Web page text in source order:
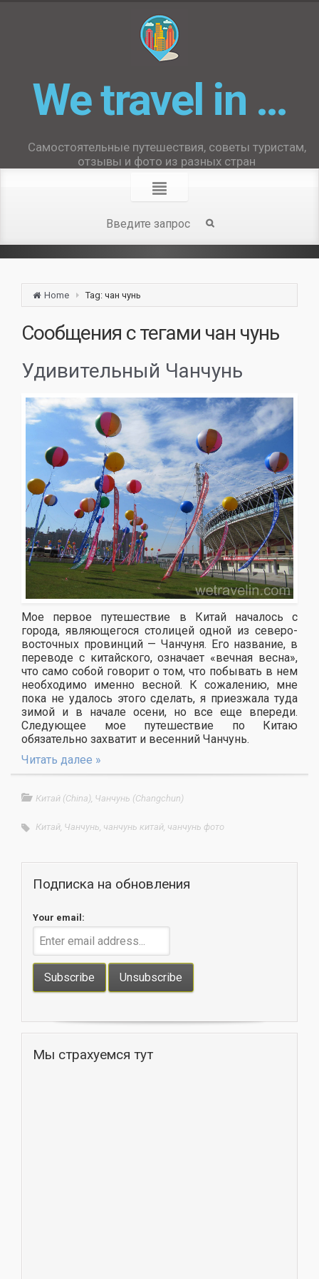
We travel in …
Самостоятельные путешествия, советы туристам,
отзывы и фото из разных стран
Home Tag: чан чунь
Сообщения с тегами чан чунь
Удивительный Чанчунь
Мое первое путешествие в Китай началось с
города, являющегося столицей одной из северо-
восточных провинций — Чанчуня. Его название, в
переводе с китайского, означает «вечная весна»,
что само собой говорит о том, что побывать в нем
необходимо именно весной. К сожалению, мне
пока не удалось этого сделать, я приезжала туда
зимой и в начале осени, но все еще впереди.
Следующее мое путешествие по Китаю
обязательно захватит и весенний Чанчунь.
Читать далее »
Китай (China), Чанчунь (Changchun)
Китай, Чанчунь, чанчунь китай, чанчунь фото
Подписка на обновления
Your email:
Мы страхуемся тут